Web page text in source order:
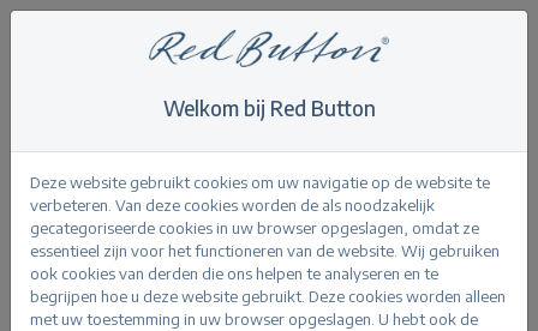
Home > Jackets
Jackets
Product Filters
Welkom bij Red Button
Deze website gebruikt cookies om uw navigatie op de website te
verbeteren. Van deze cookies worden de als noodzakelijk
gecategoriseerde cookies in uw browser opgeslagen, omdat ze
essentieel zijn voor het functioneren van de website. Wij gebruiken
ook cookies van derden die ons helpen te analyseren en te
begrijpen hoe u deze website gebruikt. Deze cookies worden alleen
met uw toestemming in uw browser opgeslagen. U hebt ook de